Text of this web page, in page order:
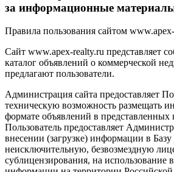
за информационные
Правила пользования сайтом
Сайт www.apex-realty.ru представляет
каталог объявлений о коммерческой
предлагают пользователи.
Администрация сайта предоставляет
техническую возможность размещать
формате объявлений в представленных
Пользователь предоставляет
внесении (загрузке) информации в
неисключительную, безвозмездную
сублицензирования, на использование